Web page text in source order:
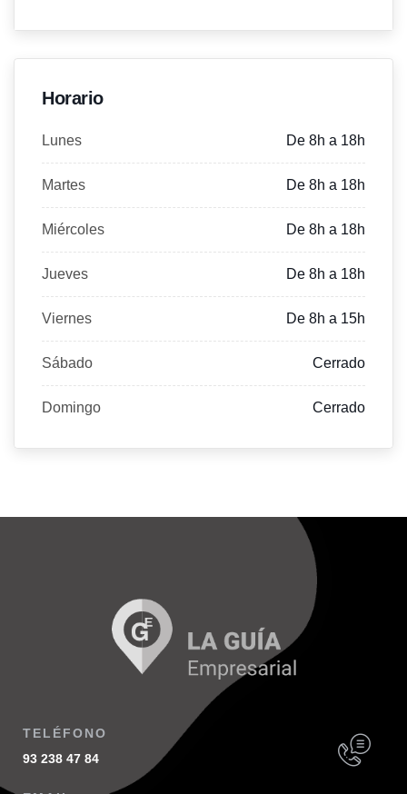
Horario
Lunes De 8h a 18h
Martes De 8h a 18h
Miércoles De 8h a 18h
Jueves De 8h a 18h
Viernes De 8h a 15h
Sábado Cerrado
Domingo Cerrado
TELÉFONO
93 238 47 84